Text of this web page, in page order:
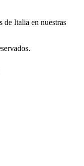
de Italia en nuestras